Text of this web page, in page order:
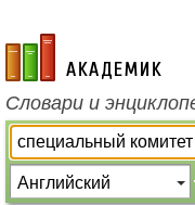
academic.ru
Словари и